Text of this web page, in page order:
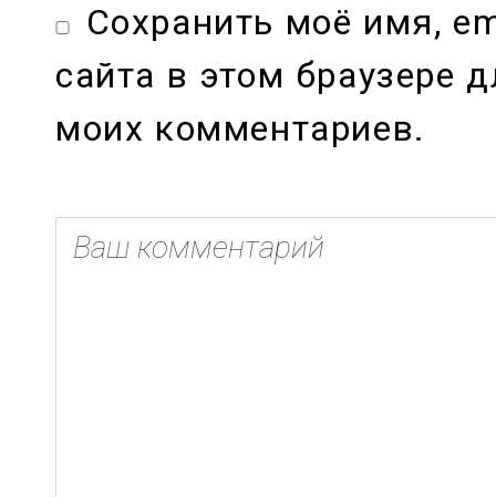
Сохранить моё имя,
сайта в этом браузере
моих комментариев.